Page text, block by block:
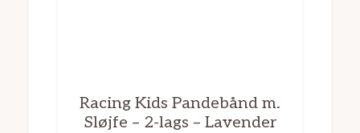
Racing Kids Pandebånd m.
Sløjfe – 2-lags – Lavender